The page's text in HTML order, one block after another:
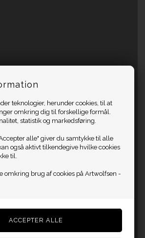
teknologier, herunder cookies, til at
omkring dig til forskellige formål.
statistik og markedsføring.
alle" giver du samtykke til alle
også aktivt tilkendegive hvilke cookies
til.
omkring brug af cookies på Artwolfsen -